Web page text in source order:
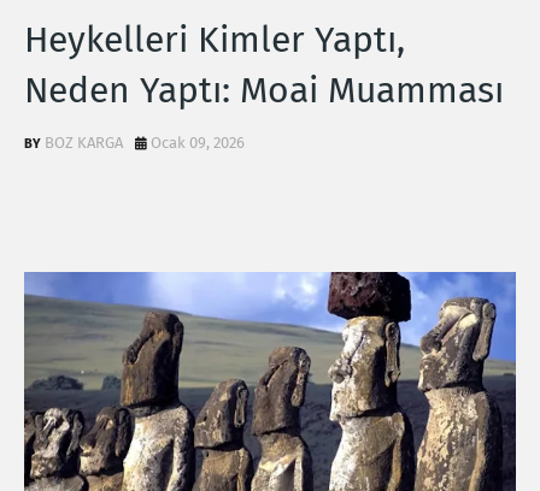
Heykelleri Kimler Yaptı,
Neden Yaptı: Moai Muamması
BOZ KARGA Ocak 09, 2026